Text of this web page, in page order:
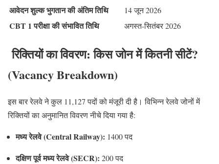
आवेदन शुल्क भुगतान की अंतिम तिथि 14 जून 2026
CBT 1 परीक्षा की संभावित तिथि अगस्त-सितंबर 2026
रिक्तियों का विवरण: किस जोन में कितनी सीटें?
(Vacancy Breakdown)
इस बार रेलवे ने कुल 11,127 पदों को मंजूरी दी है। विभिन्न रेलवे जोनों में
रिक्तियों का अनुमानित विवरण नीचे दिया गया है:
मध्य रेलवे (Central Railway): 1400 पद
दक्षिण पूर्व मध्य रेलवे (SECR): 200 पद